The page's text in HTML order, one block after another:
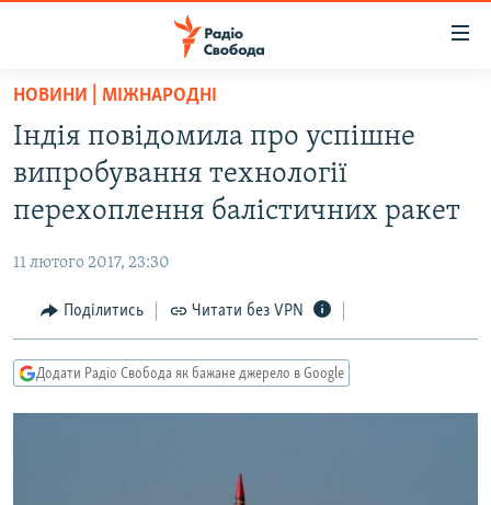
Перейти
основного
матеріалу
Перейти
до
основної
Перейти
до
пошуку
ВСЕ ЗА ДОБУ
СТАТТІ
СУСПІЛЬСТВО
РОСІЙСЬКА «ФІЛЬТРАЦІЯ»
ДОНБАС.РЕАЛІЇ
ТИ ЯК?
НОВИНИ | МІЖНАРОДНІ
Індія повідомила про успішне
випробування технології
перехоплення балістичних ракет
11 лютого 2017, 23:30
Поділитись Читати без VPN
Додати Радіо Свобода як бажане джерело в Google